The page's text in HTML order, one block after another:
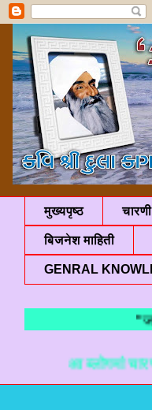
मुख्यपृष्ठ
बिजनेश माहिती
GENRAL
"जय
आ ब्लोगमां चारणी